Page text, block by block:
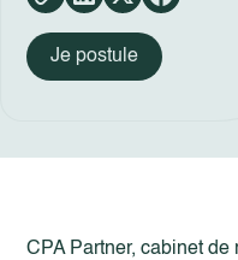
Je postule
CPA Partner, cabinet